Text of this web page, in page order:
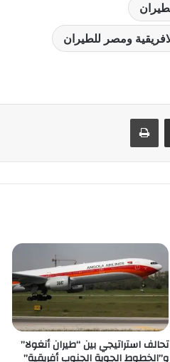
ومصر للطيران
تحالف استراتيجي بين “طيران أنغولا”